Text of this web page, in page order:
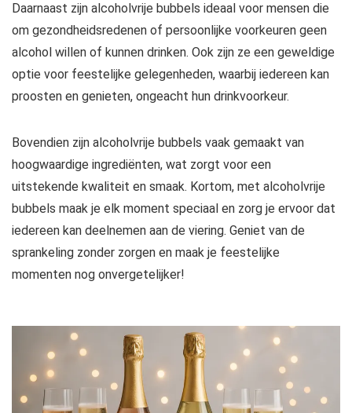
Daarnaast zijn alcoholvrije bubbels ideaal voor mensen die
om gezondheidsredenen of persoonlijke voorkeuren geen
alcohol willen of kunnen drinken. Ook zijn ze een geweldige
optie voor feestelijke gelegenheden, waarbij iedereen kan
proosten en genieten, ongeacht hun drinkvoorkeur.
Bovendien zijn alcoholvrije bubbels vaak gemaakt van
hoogwaardige ingrediënten, wat zorgt voor een
uitstekende kwaliteit en smaak. Kortom, met alcoholvrije
bubbels maak je elk moment speciaal en zorg je ervoor dat
iedereen kan deelnemen aan de viering. Geniet van de
sprankeling zonder zorgen en maak je feestelijke
momenten nog onvergetelijker!